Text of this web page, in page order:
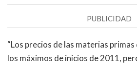
PUBLICIDAD
“Los precios de las materias
los máximos de inicios de 2011,